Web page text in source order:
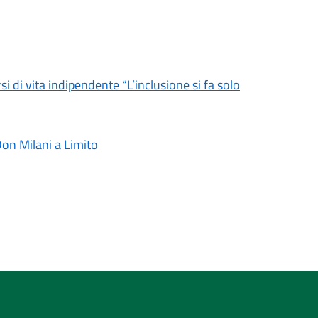
di vita indipendente “L’inclusione si fa solo
Milani a Limito